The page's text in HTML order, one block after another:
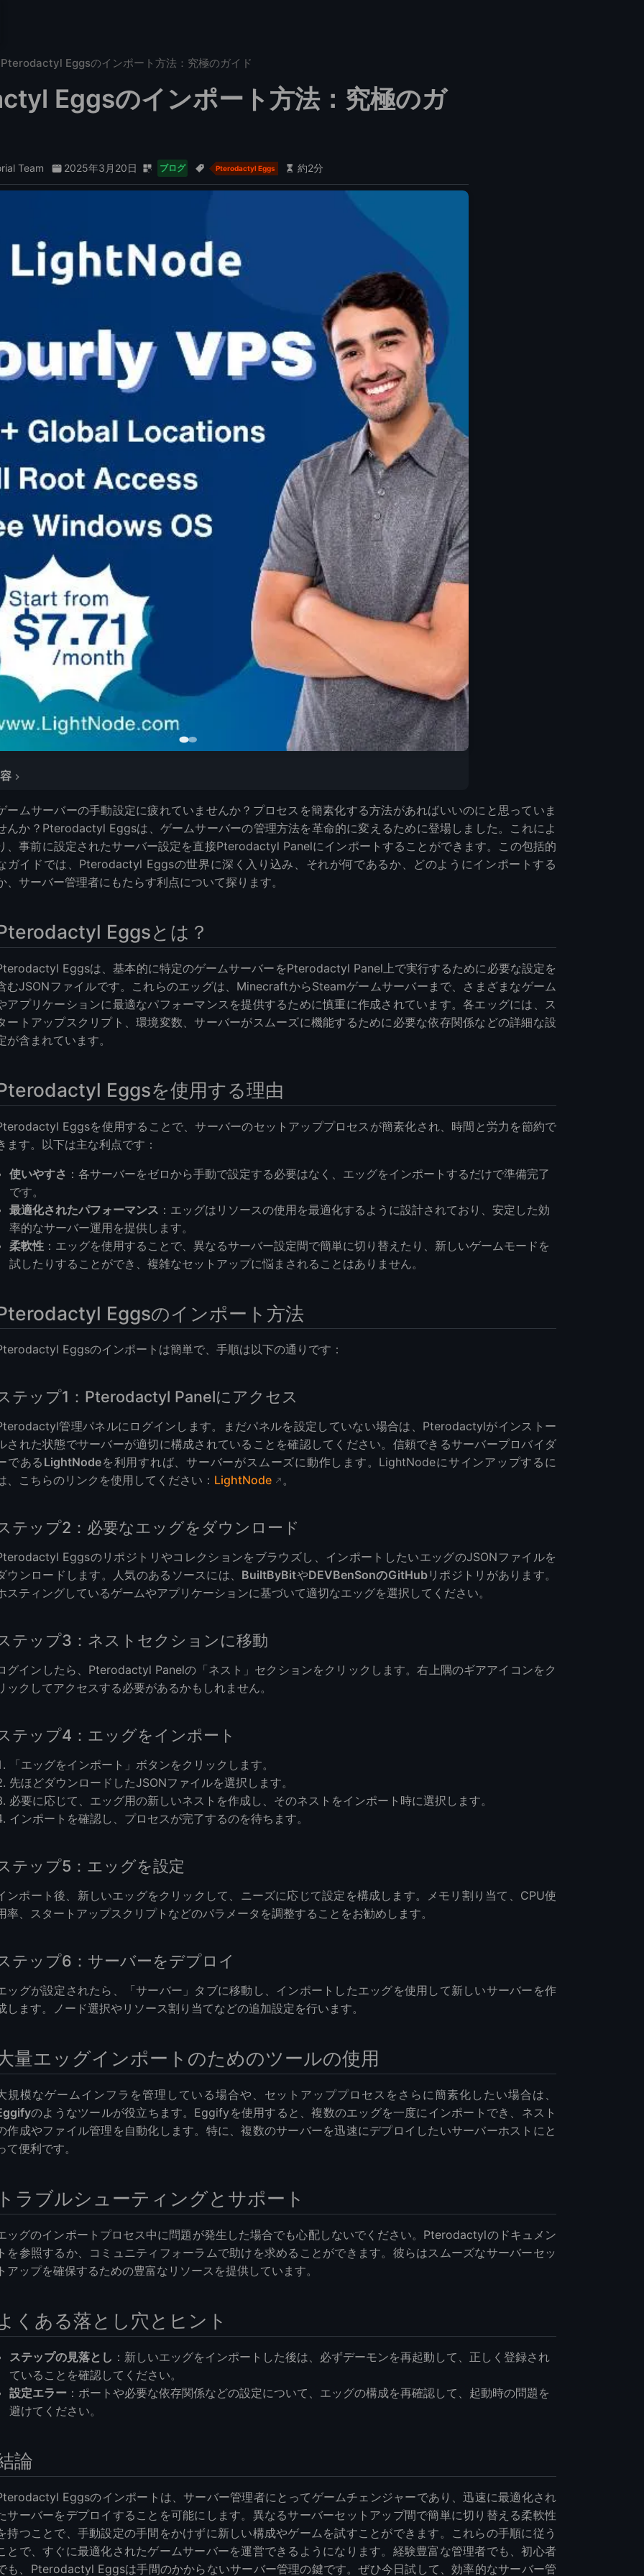
Pterodactyl Eggsのインポート方法：究極のガイド
Eggsのインポート方法：究極のガ
Team 2025年3月20日 ブログ Pterodactyl Eggs 約2分
使用する理由
インポート方法
Panelにアクセス
エッグをダウンロード
を設定
トのためのツールの使用
ングとサポート
ームサーバーの手動設定に疲れていませんか？プロセスを簡素化する方法があればいいのにと思っていま
んか？Pterodactyl Eggsは、ゲームサーバーの管理方法を革命的に変えるために登場しました。これによ
、事前に設定されたサーバー設定を直接Pterodactyl Panelにインポートすることができます。この包括的
ガイドでは、Pterodactyl Eggsの世界に深く入り込み、それが何であるか、どのようにインポートする
、サーバー管理者にもたらす利点について探ります。
Eggsとは？
Eggsは、基本的に特定のゲームサーバーをPterodactyl Panel上で実行するために必要な設定を
むJSONファイルです。これらのエッグは、MinecraftからSteamゲームサーバーまで、さまざまなゲーム
アプリケーションに最適なパフォーマンスを提供するために慎重に作成されています。各エッグには、ス
ートアップスクリプト、環境変数、サーバーがスムーズに機能するために必要な依存関係などの詳細な設
が含まれています。
Eggsを使用する理由
Eggsを使用することで、サーバーのセットアッププロセスが簡素化され、時間と労力を節約で
ます。以下は主な利点です：
使いやすさ ：各サーバーをゼロから手動で設定する必要はなく、エッグをインポートするだけで準備完了
です。
最適化されたパフォーマンス ：エッグはリソースの使用を最適化するように設計されており、安定した効
率的なサーバー運用を提供します。
柔軟性 ：エッグを使用することで、異なるサーバー設定間で簡単に切り替えたり、新しいゲームモードを
試したりすることができ、複雑なセットアップに悩まされることはありません。
Eggsのインポート方法
Eggsのインポートは簡単で、手順は以下の通りです：
テップ1：Pterodactyl Panelにアクセス
管理パネルにログインします。まだパネルを設定していない場合は、Pterodactylがインストー
された状態でサーバーが適切に構成されていることを確認してください。信頼できるサーバープロバイダ
である LightNodeを利用すれば、サーバーがスムーズに動作します。LightNodeにサインアップするに
、こちらのリンクを使用してください： LightNode 。
テップ2：必要なエッグをダウンロード
Eggsのリポジトリやコレクションをブラウズし、インポートしたいエッグのJSONファイルを
ウンロードします。人気のあるソースには、 BuiltByBitやDEVBenSonのGitHubリポジトリがあります。
スティングしているゲームやアプリケーションに基づいて適切なエッグを選択してください。
テップ3：ネストセクションに移動
グインしたら、Pterodactyl Panelの「ネスト」セクションをクリックします。右上隅のギアアイコンをク
ックしてアクセスする必要があるかもしれません。
テップ4：エッグをインポート
「エッグをインポート」ボタンをクリックします。
先ほどダウンロードしたJSONファイルを選択します。
必要に応じて、エッグ用の新しいネストを作成し、そのネストをインポート時に選択します。
インポートを確認し、プロセスが完了するのを待ちます。
テップ5：エッグを設定
ンポート後、新しいエッグをクリックして、ニーズに応じて設定を構成します。メモリ割り当て、CPU使
率、スタートアップスクリプトなどのパラメータを調整することをお勧めします。
テップ6：サーバーをデプロイ
ッグが設定されたら、「サーバー」タブに移動し、インポートしたエッグを使用して新しいサーバーを作
します。ノード選択やリソース割り当てなどの追加設定を行います。
量エッグインポートのためのツールの使用
規模なゲームインフラを管理している場合や、セットアッププロセスをさらに簡素化したい場合は、
のようなツールが役立ちます。Eggifyを使用すると、複数のエッグを一度にインポートでき、ネスト
作成やファイル管理を自動化します。特に、複数のサーバーを迅速にデプロイしたいサーバーホストにと
て便利です。
トラブルシューティングとサポート
ッグのインポートプロセス中に問題が発生した場合でも心配しないでください。Pterodactylのドキュメン
トを参照するか、コミュニティフォーラムで助けを求めることができます。彼らはスムーズなサーバーセッ
トアップを確保するための豊富なリソースを提供しています。
くある落とし穴とヒント
ステップの見落とし ：新しいエッグをインポートした後は、必ずデーモンを再起動して、正しく登録され
ていることを確認してください。
設定エラー ：ポートや必要な依存関係などの設定について、エッグの構成を再確認して、起動時の問題を
避けてください。
論
Eggsのインポートは、サーバー管理者にとってゲームチェンジャーであり、迅速に最適化され
サーバーをデプロイすることを可能にします。異なるサーバーセットアップ間で簡単に切り替える柔軟性
持つことで、手動設定の手間をかけずに新しい構成やゲームを試すことができます。これらの手順に従う
とで、すぐに最適化されたゲームサーバーを運営できるようになります。経験豊富な管理者でも、初心者
も、Pterodactyl Eggsは手間のかからないサーバー管理の鍵です。ぜひ今日試して、効率的なサーバー管